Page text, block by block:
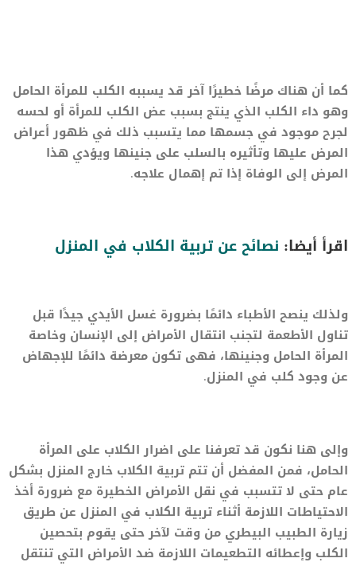
كما أن هناك مرضًا خطيرًا آخر قد يسببه الكلب للمرأة الحامل
وهو داء الكلب الذي ينتج بسبب عض الكلب للمرأة أو لحسه
لجرح موجود في جسمها مما يتسبب ذلك في ظهور أعراض
المرض عليها وتأثيره بالسلب على جنينها ويؤدي هذا
المرض إلى الوفاة إذا تم إهمال علاجه.
اقرأ أيضا: نصائح عن تربية الكلاب في المنزل
ولذلك ينصح الأطباء دائمًا بضرورة غسل الأيدي جيدًا قبل
تناول الأطعمة لتجنب انتقال الأمراض إلى الإنسان وخاصة
المرأة الحامل وجنينها، فهى تكون معرضة دائمًا للإجهاض
عن وجود كلب في المنزل.
وإلى هنا نكون قد تعرفنا على اضرار الكلاب على المرأة
الحامل، فمن المفضل أن تتم تربية الكلاب خارج المنزل بشكل
عام حتى لا تتسبب في نقل الأمراض الخطيرة مع ضرورة أخذ
الاحتياطات اللازمة أثناء تربية الكلاب في المنزل عن طريق
زيارة الطبيب البيطري من وقت لآخر حتى يقوم بتحصين
الكلب وإعطائه التطعيمات اللازمة ضد الأمراض التي تنتقل